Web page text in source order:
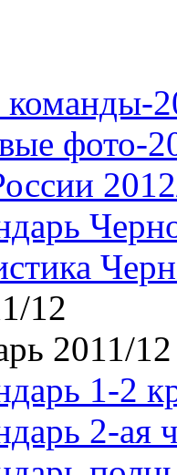
фото-
12
2011/12
1-2
2-ая